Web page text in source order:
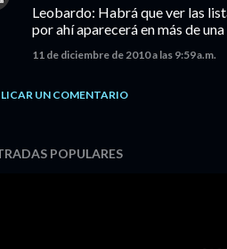
Leobardo: Habrá que ver las
por ahí aparecerá en más de
11 de diciembre de 2010 a las 9:59 a.m.
UN COMENTARIO
POPULARES